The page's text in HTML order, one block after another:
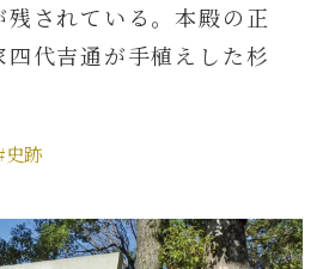
されている。本殿の正
代吉通が手植えした杉
史跡